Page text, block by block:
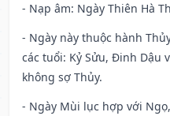
- Nạp âm: Ngày Thiên Hà
- Ngày này thuộc hành
các tuổi: Kỷ Sửu, Đinh Dậu
không sợ Thủy.
- Ngày Mùi lục hợp với